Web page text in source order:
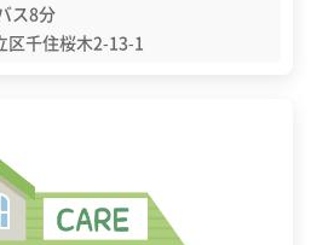
ス8分
区千住桜木2-13-1